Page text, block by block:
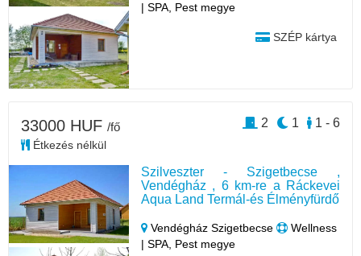
| SPA, Pest megye
SZÉP kártya
Szilveszter - Szigetbecse ,
Vendégház , 6 km-re a Ráckevei
Aqua Land Termál-és Élményfürdő
Vendégház Szigetbecse
Wellness
| SPA, Pest megye
33000 HUF /fő
Étkezés nélkül
1 - 6
1
2